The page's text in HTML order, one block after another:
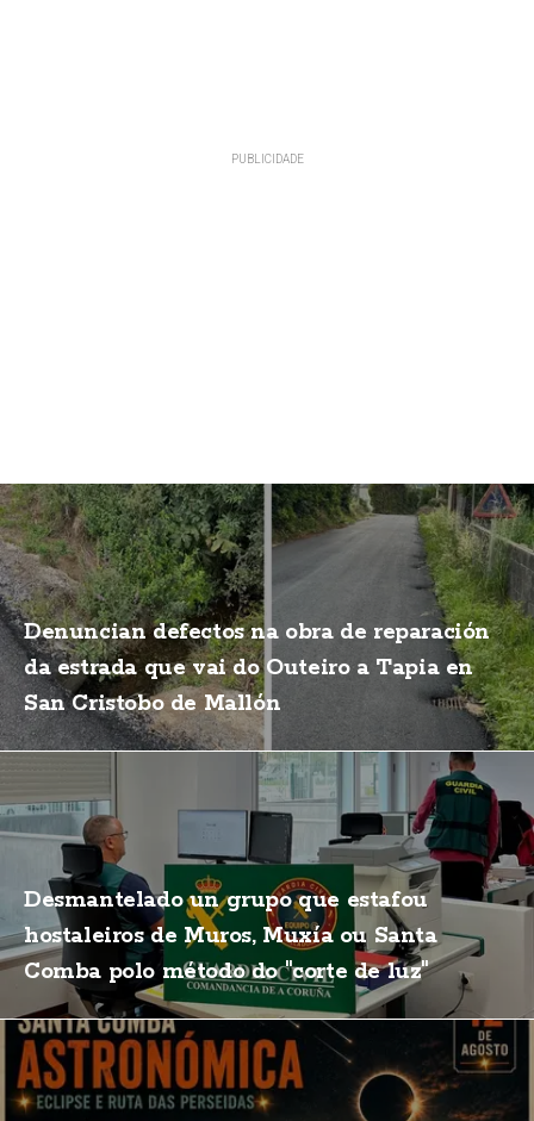
Denuncian defectos na obra de reparación
da estrada que vai do Outeiro a Tapia en
San Cristobo de Mallón
Desmantelado un grupo que estafou
hostaleiros de Muros, Muxía ou Santa
Comba polo método do "corte de luz"